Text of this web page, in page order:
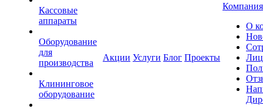
Кассовые
аппараты
Оборудование
для
производства
Клининговое
оборудование
Акции Услуги Блог Проекты
Компания
О